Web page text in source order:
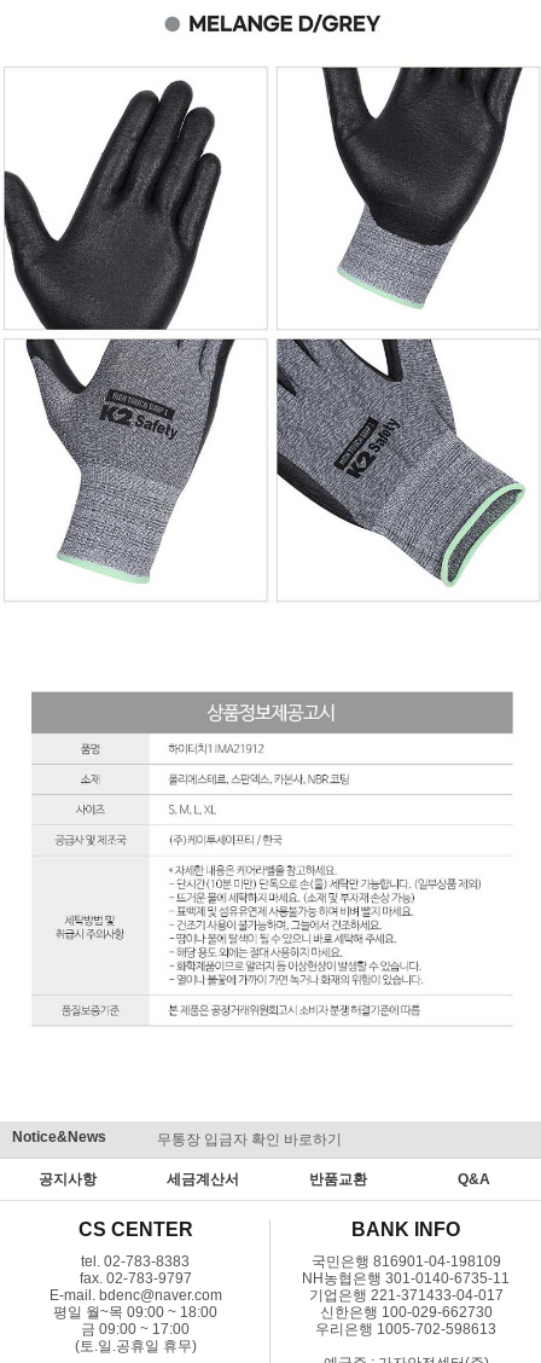
Notice&News 무통장 입금자 확인 바로하기
공지사항 세금계산서 반품교환 Q&A
CS CENTER
tel. 02-783-8383
fax. 02-783-9797
E-mail. bdenc@naver.com
평일 월~목 09:00 ~ 18:00
금 09:00 ~ 17:00
(토.일.공휴일 휴무)
BANK INFO
국민은행 816901-04-198109
NH농협은행 301-0140-6735-11
기업은행 221-371433-04-017
신한은행 100-029-662730
우리은행 1005-702-598613